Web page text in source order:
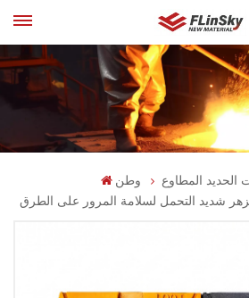
وطن
الحديد المطاوع
شديد التحمل لسلامة المرور على الطرق